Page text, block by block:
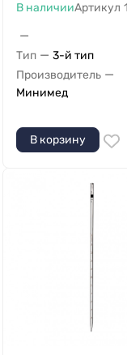
В наличииАртикул
—
Тип — 3-й тип
Производитель —
Минимед
В корзину